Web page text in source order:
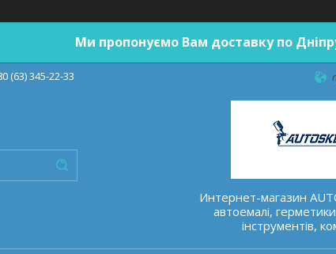
Ми пропонуємо Вам доставку по
(63) 345-22-33
Интернет-магазин
автоемалі,
інструментів,